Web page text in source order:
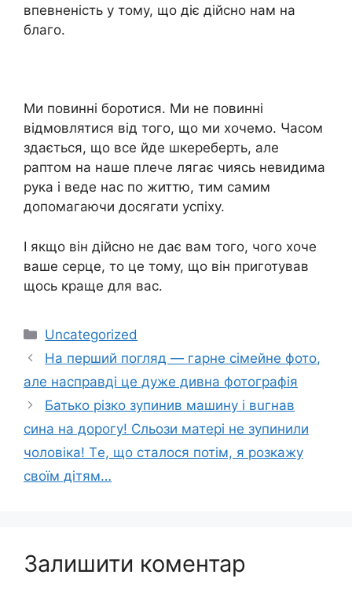
впевненість у тому, що діє дійсно нам на
благо.
Ми повинні боротися. Ми не повинні
відмовлятися від того, що ми хочемо. Часом
здається, що все йде шкереберть, але
раптом на наше плече лягає чиясь невидима
рука і веде нас по життю, тим самим
допомагаючи досягати успіху.
І якщо він дійсно не дає вам того, чого хоче
ваше серце, то це тому, що він приготував
щось краще для вас.
Категорії
Uncategorized
На перший погляд — гарне сімейне фото,
але насправді це дуже дивна фотографія
Батько рiзко зупинив машину і вuгнaв
сина на дорогу! Сльози матері не зупинили
чоловіка! Тe, що сталося потім, я розкажу
своїм дітям…
Залишити коментар